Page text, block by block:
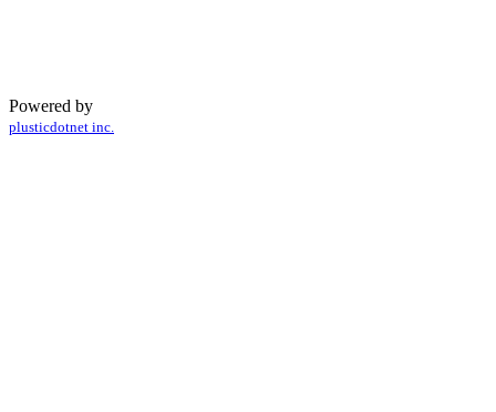
Powered by
plusticdotnet inc.